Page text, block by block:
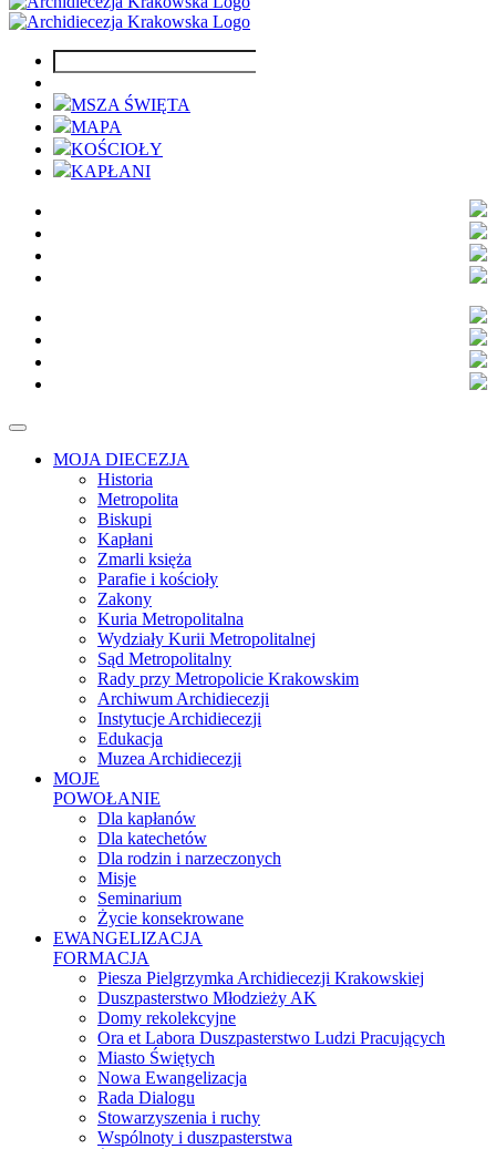
MSZA ŚWIĘTA
MAPA
KOŚCIOŁY
KAPŁANI
MOJA DIECEZJA
Historia
Metropolita
Biskupi
Kapłani
Zmarli księża
Parafie i kościoły
Zakony
Kuria Metropolitalna
Wydziały Kurii Metropolitalnej
Sąd Metropolitalny
Rady przy Metropolicie Krakowskim
Archiwum Archidiecezji
Instytucje Archidiecezji
Edukacja
Muzea Archidiecezji
MOJE
POWOŁANIE
Dla kapłanów
Dla katechetów
Dla rodzin i narzeczonych
Misje
Seminarium
Życie konsekrowane
EWANGELIZACJA
FORMACJA
Piesza Pielgrzymka Archidiecezji Krakowskiej
Duszpasterstwo Młodzieży AK
Domy rekolekcyjne
Ora et Labora Duszpasterstwo Ludzi Pracujących
Miasto Świętych
Nowa Ewangelizacja
Rada Dialogu
Stowarzyszenia i ruchy
Wspólnoty i duszpasterstwa